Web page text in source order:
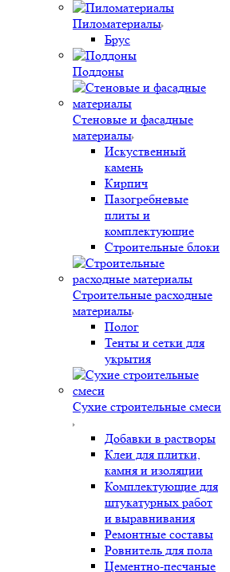
Пиломатериалы
Брус
Поддоны
Стеновые и фасадные
материалы
Искуственный
камень
Кирпич
Пазогребневые
плиты и
комплектующие
Строительные блоки
Строительные расходные
материалы
Полог
Тенты и сетки для
укрытия
Сухие строительные смеси
Добавки в растворы
Клеи для плитки,
камня и изоляции
Комплектующие для
штукатурных работ
и выравнивания
Ремонтные составы
Ровнитель для пола
Цементно-песчаные